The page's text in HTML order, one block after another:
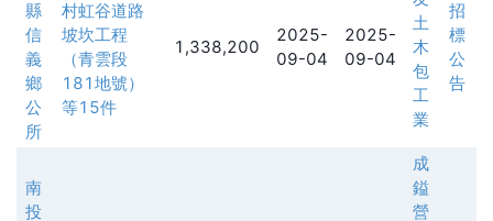
縣
信
義
鄉
公
所
村虹谷道路
坡坎工程
（青雲段
181地號）
等15件
1,338,200
2025-
09-04
2025-
09-04
土
木
包
工
業
招
標
公
告
南
投
成
鎰
營